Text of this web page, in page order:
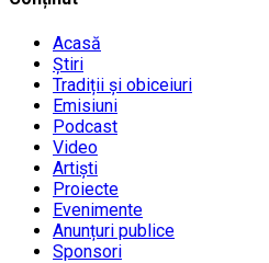
Acasă
Știri
Tradiții și obiceiuri
Emisiuni
Podcast
Video
Artiști
Proiecte
Evenimente
Anunțuri publice
Sponsori